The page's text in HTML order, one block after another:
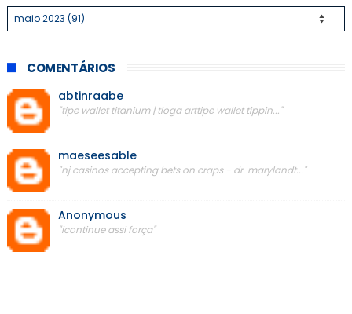
COMENTÁRIOS
abtinraabe
"tipe wallet titanium | tioga arttipe wallet tippin..."
maeseesable
"nj casinos accepting bets on craps - dr. marylandt..."
Anonymous
"icontinue assi força"